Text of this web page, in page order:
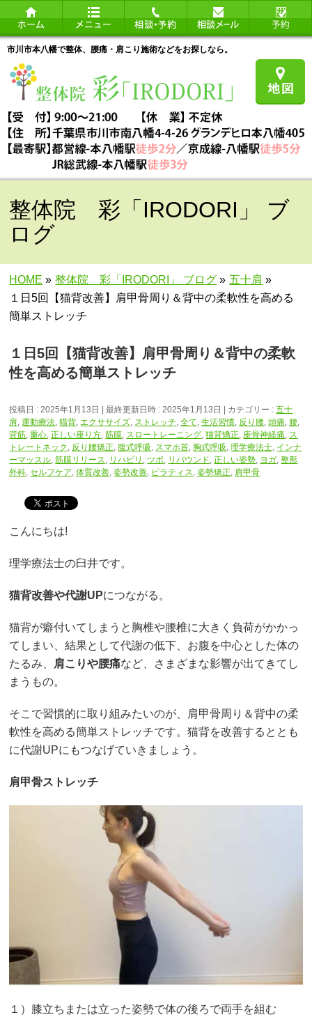
市川市本八幡で整体、腰痛・肩こり施術などをお探しなら。
整体院 彩「IRODORI」 ブ
ログ
HOME » 整体院 彩「IRODORI」 ブログ » 五十肩 »
１日5回【猫背改善】肩甲骨周り＆背中の柔軟性を高める
簡単ストレッチ
１日5回【猫背改善】肩甲骨周り＆背中の柔軟
性を高める簡単ストレッチ
投稿日 : 2025年1月13日 最終更新日時 : 2025年1月13日 カテゴリー :五十
肩,運動療法,猫背,エクササイズ, ストレッチ,全て,生活習慣, 反り腰,頭痛, 腰,
背筋,重心,正しい座り方,筋膜, スロートレーニング,猫背矯正, 座骨神経痛, ス
トレートネック , 反り腰矯正, 腹式呼吸, スマホ首, 胸式呼吸,理学療法士, インナ
ーマッスル,筋膜リリース, リハビリ , ツボ, リバウンド,正しい姿勢, ヨガ,整形
外科,セルフケア,体質改善,姿勢改善, ピラティス,姿勢矯正, 肩甲骨
こんにちは!
理学療法士の臼井です。
猫背改善や代謝UPにつながる。
猫背が癖付いてしまうと胸椎や腰椎に大きく負荷がかかっ
てしまい、結果として代謝の低下、お腹を中心とした体の
たるみ、 肩こりや腰痛など、さまざまな影響が出てきてし
まうもの。
そこで習慣的に取り組みたいのが、肩甲骨周り＆背中の柔
軟性を高める簡単ストレッチです。猫背を改善するととも
に代謝UPにもつなげていきましょう。
肩甲骨ストレッチ
１）膝立ちまたは立った姿勢で体の後ろで両手を組む